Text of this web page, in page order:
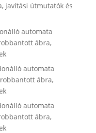
javítási útmutatók és
automata
ábra,
automata
robbantott ábra,
automata
ábra,